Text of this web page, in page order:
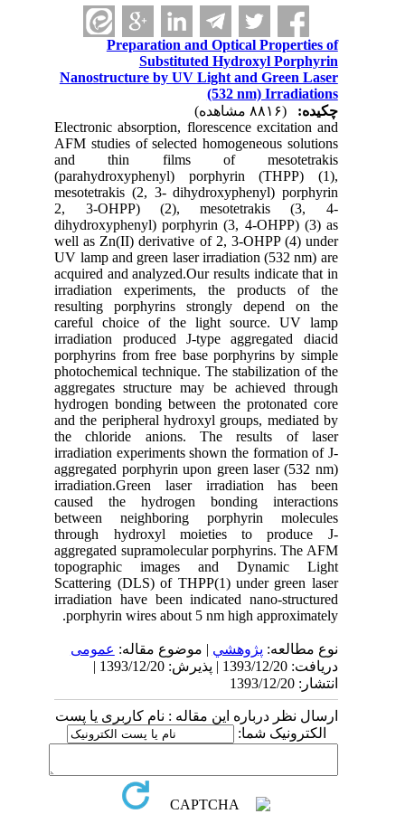
Preparation and Optical Properties of
Substituted Hydroxyl Porphyrin
Nanostructure by UV Light and Green Laser
(532 nm) Irradiations
چکیده:
Electronic absorption, florescence excitation and
AFM studies of selected homogeneous solutions
and thin films of mesotetrakis
(parahydroxyphenyl) porphyrin (THPP) (1),
mesotetrakis (2, 3- dihydroxyphenyl) porphyrin
2, 3-OHPP) (2), mesotetrakis (3, 4-
dihydroxyphenyl) porphyrin (3, 4-OHPP) (3) as
well as Zn(II) derivative of 2, 3-OHPP (4) under
UV lamp and green laser irradiation (532 nm) are
acquired and analyzed.Our results indicate that in
irradiation experiments, the products of the
resulting porphyrins strongly depend on the
careful choice of the light source. UV lamp
irradiation produced J-type aggregated diacid
porphyrins from free base porphyrins by simple
photochemical technique. The stabilization of the
aggregates structure may be achieved through
hydrogen bonding between the protonated core
and the peripheral hydroxyl groups, mediated by
the chloride anions. The results of laser
irradiation experiments shown the formation of J-
aggregated porphyrin upon green laser (532 nm)
irradiation.Green laser irradiation has been
caused the hydrogen bonding interactions
between neighboring porphyrin molecules
through hydroxyl moieties to produce J-
aggregated supramolecular porphyrins. The AFM
topographic images and Dynamic Light
Scattering (DLS) of THPP(1) under green laser
irradiation have been indicated nano-structured
porphyrin wires about 5 nm high approximately.
نوع مطالعه:پژوهشي| موضوع مقاله:عمومى
دریافت: 1393/12/20 | پذیرش: 1393/12/20 |
انتشار: 1393/12/20
ارسال نظر درباره این مقاله : نام کاربری یا پست
الکترونیک شما: